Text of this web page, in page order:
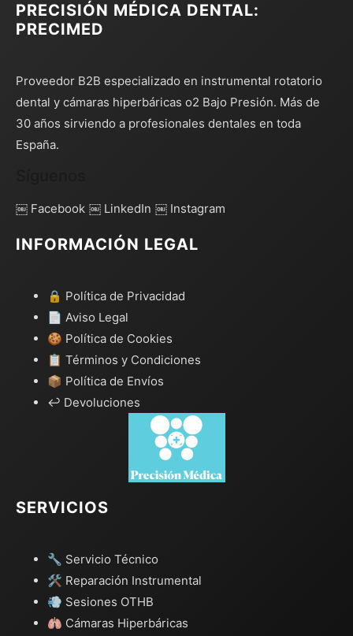
PRECISIÓN MÉDICA DENTAL:
PRECIMED
Proveedor B2B especializado en instrumental rotatorio
dental y cámaras hiperbáricas o2 Bajo Presión. Más de
30 años sirviendo a profesionales dentales en toda
España.
￼ Facebook ￼ LinkedIn ￼ Instagram
INFORMACIÓN LEGAL
🔒 Política de Privacidad
📄 Aviso Legal
🍪 Política de Cookies
📋 Términos y Condiciones
📦 Política de Envíos
↩️ Devoluciones
SERVICIOS
🔧 Servicio Técnico
🛠️ Reparación Instrumental
💨 Sesiones OTHB
🫁 Cámaras Hiperbáricas